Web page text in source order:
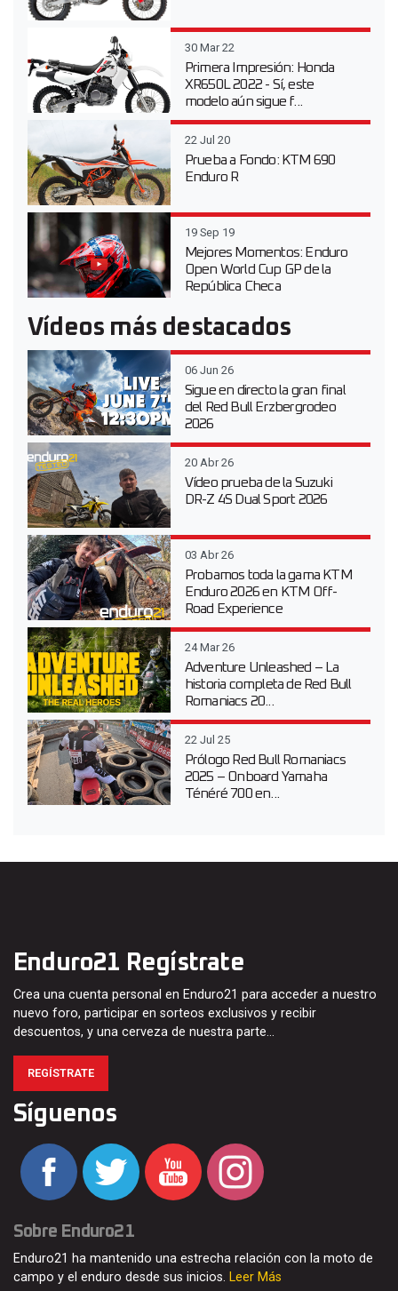
30 Mar 22
Primera Impresión: Honda
XR650L 2022 - Sí, este
modelo aún sigue f...
22 Jul 20
Prueba a Fondo: KTM 690
Enduro R
19 Sep 19
Mejores Momentos: Enduro
Open World Cup GP de la
República Checa
Vídeos más destacados
06 Jun 26
Sigue en directo la gran final
del Red Bull Erzbergrodeo
2026
20 Abr 26
Vídeo prueba de la Suzuki
DR-Z 4S Dual Sport 2026
03 Abr 26
Probamos toda la gama KTM
Enduro 2026 en KTM Off-
Road Experience
24 Mar 26
Adventure Unleashed – La
historia completa de Red Bull
Romaniacs 20...
22 Jul 25
Prólogo Red Bull Romaniacs
2025 – Onboard Yamaha
Ténéré 700 en...
Enduro21 Regístrate
Crea una cuenta personal en Enduro21 para acceder a nuestro
nuevo foro, participar en sorteos exclusivos y recibir
descuentos, y una cerveza de nuestra parte…
REGÍSTRATE
Síguenos
Sobre Enduro21
Enduro21 ha mantenido una estrecha relación con la moto de
campo y el enduro desde sus inicios. Leer Más